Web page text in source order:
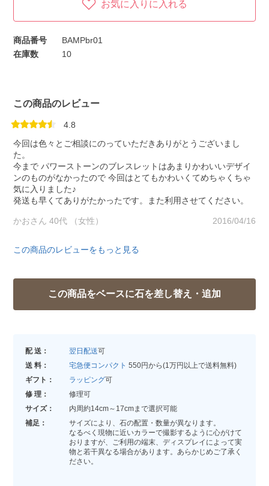
お気に入りに入れる
商品番号
BAMPbr01
在庫数
10
この商品のレビュー
4.8
今回は色々とご相談にのっていただきありがとうございまし
た。
今まで パワーストーンのブレスレットはあまりかわいいデザイ
ンのものがなかったので 今回はとてもかわいくてめちゃくちゃ
気に入りました♪
発送も早くてありがたかったです。また利用させてください。
かおさん 40代 （女性） 2016/04/16
この商品のレビューをもっと見る
配 送： 翌日配送可
送 料：
宅急便コンパクト 550円から(1万円以上で送料無料)
ギフト：
ラッピング可
修 理：
修理可
サイズ：
内周約14cm～17cmまで選択可能
補足：
サイズにより、石の配置・数量が異なります。
なるべく現物に近いカラーで撮影するように心がけて
おりますが、ご利用の端末、ディスプレイによって実
物と若干異なる場合があります。あらかじめご了承く
ださい。